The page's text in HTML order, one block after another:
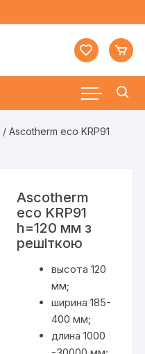
/ Ascotherm eco KRP91
Ascotherm
eco KRP91
h=120 мм з
решіткою
высота 120
мм;
ширина 185-
400 мм;
длина 1000